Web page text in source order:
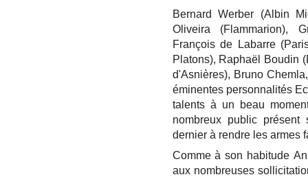
Bernard Werber (Albin
Oliveira (Flammarion),
François de Labarre
Platons), Raphaël Boudin
d'Asnières), Bruno
éminentes personnalités
talents à un beau
nombreux public
dernier à rendre les armes
Comme à son habitude
aux nombreuses